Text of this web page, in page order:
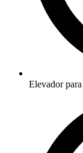
Elevador